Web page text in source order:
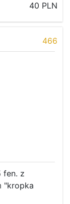
40 PLN
466
fen. z
"kropka